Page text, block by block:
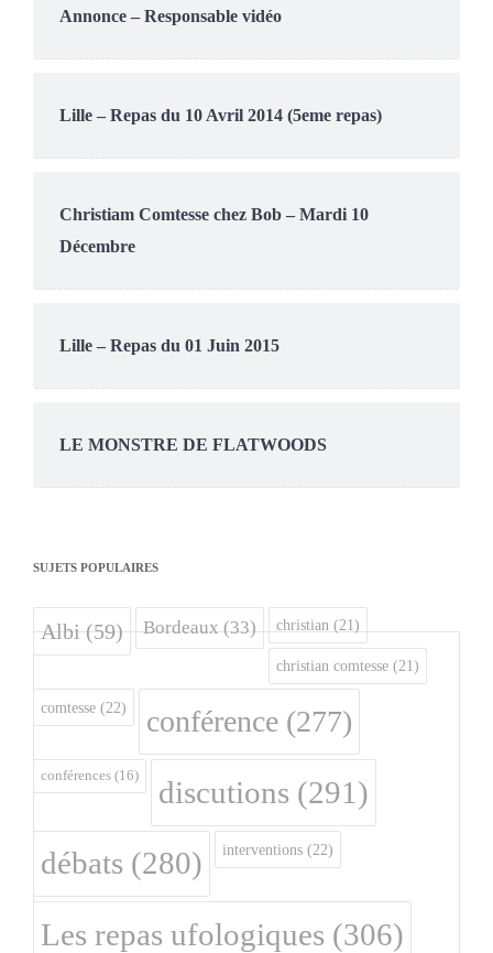
Annonce – Responsable vidéo
Lille – Repas du 10 Avril 2014 (5eme repas)
Christiam Comtesse chez Bob – Mardi 10
Décembre
Lille – Repas du 01 Juin 2015
LE MONSTRE DE FLATWOODS
SUJETS POPULAIRES
Albi(59) Bordeaux(33) christian (21)
christian comtesse (21)
comtesse (22) conférence (277)
conférences (16) discutions (291)
débats (280) interventions (22)
Les repas ufologiques (306)